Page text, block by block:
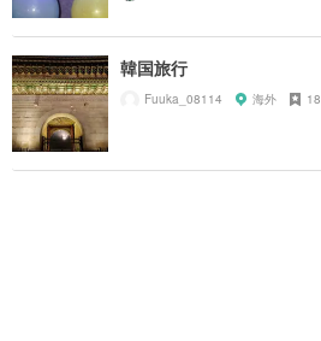
韓国旅行
Fuuka_08114 海外 18